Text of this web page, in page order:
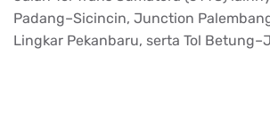
Padang–Sicincin, Junction
Lingkar Pekanbaru, serta Tol